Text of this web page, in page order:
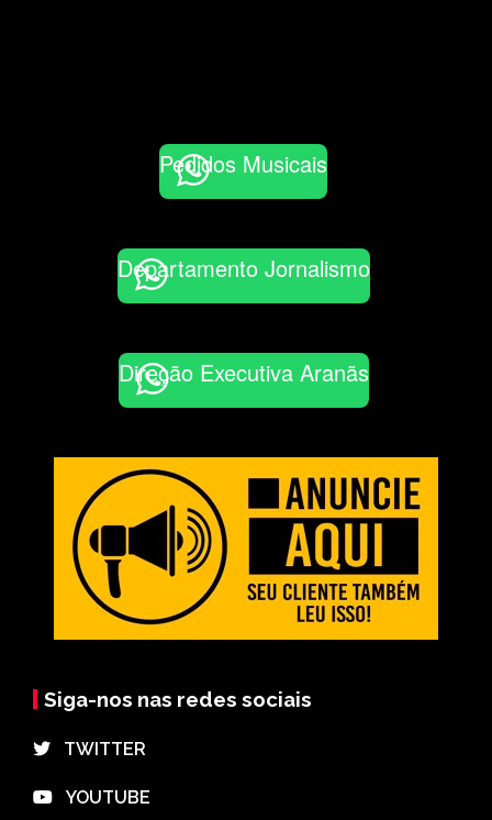
Pedidos Musicais
Departamento Jornalismo
Direção Executiva Aranãs
Siga-nos nas redes sociais
⠀TWITTER
⠀YOUTUBE